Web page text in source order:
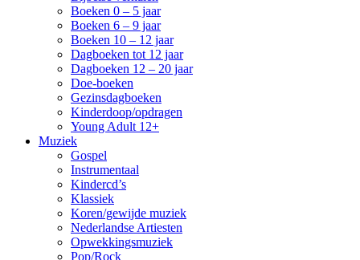
Boeken 0 – 5 jaar
Boeken 6 – 9 jaar
Boeken 10 – 12 jaar
Dagboeken tot 12 jaar
Dagboeken 12 – 20 jaar
Doe-boeken
Gezinsdagboeken
Kinderdoop/opdragen
Young Adult 12+
Muziek
Gospel
Instrumentaal
Kindercd’s
Klassiek
Koren/gewijde muziek
Nederlandse Artiesten
Opwekkingsmuziek
Pop/Rock